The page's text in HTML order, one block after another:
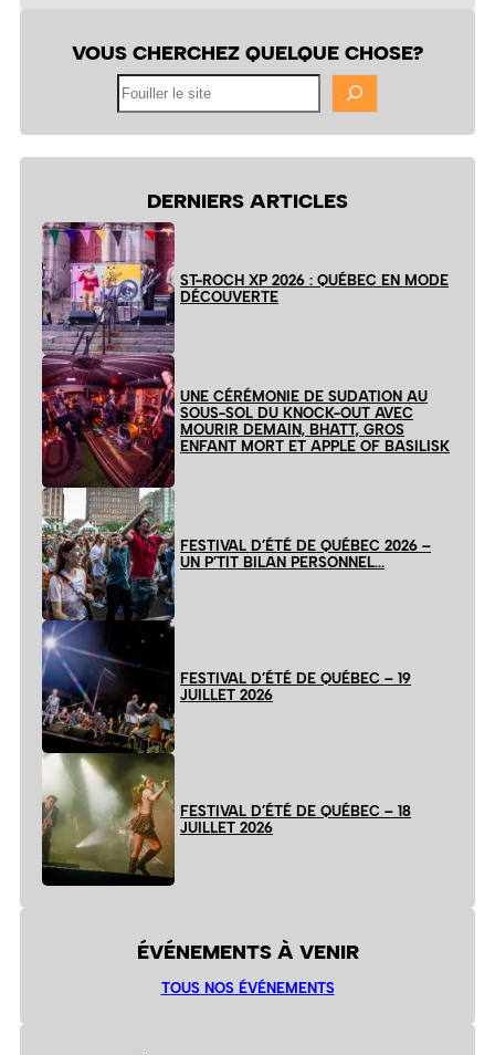
VOUS CHERCHEZ QUELQUE CHOSE?
DERNIERS ARTICLES
ST-ROCH XP 2026 : QUÉBEC EN MODE
DÉCOUVERTE
UNE CÉRÉMONIE DE SUDATION AU
SOUS-SOL DU KNOCK-OUT AVEC
MOURIR DEMAIN, BHATT, GROS
ENFANT MORT ET APPLE OF BASILISK
FESTIVAL D’ÉTÉ DE QUÉBEC 2026 –
UN P’TIT BILAN PERSONNEL…
FESTIVAL D’ÉTÉ DE QUÉBEC – 19
JUILLET 2026
FESTIVAL D’ÉTÉ DE QUÉBEC – 18
JUILLET 2026
ÉVÉNEMENTS À VENIR
TOUS NOS ÉVÉNEMENTS